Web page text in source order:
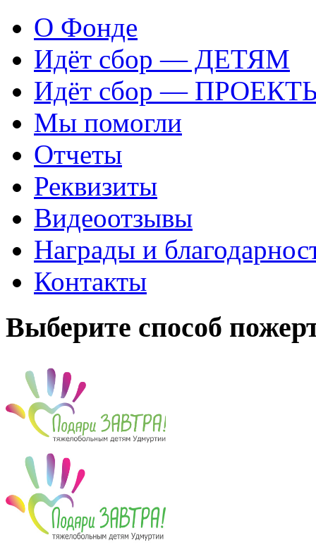
О Фонде
Идёт сбор — ДЕТЯМ
Идёт сбор —
Мы помогли
Отчеты
Реквизиты
Видеоотзывы
Награды и
Контакты
Выберите способ